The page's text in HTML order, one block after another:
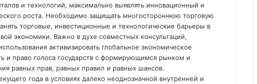
и технологий, максимально выявлять инновационный и
роста. Необходимо защищать многостороннюю торговую
торговые, инвестиционные и технологические барьеры в
экономики. Важно в духе совместных консультаций,
активизировать глобальное экономическое
и право голоса государств с формирующимся рынком и
равных прав, равных правил и равных шансов.
года в условиях далеко неоднозначной внутренней и